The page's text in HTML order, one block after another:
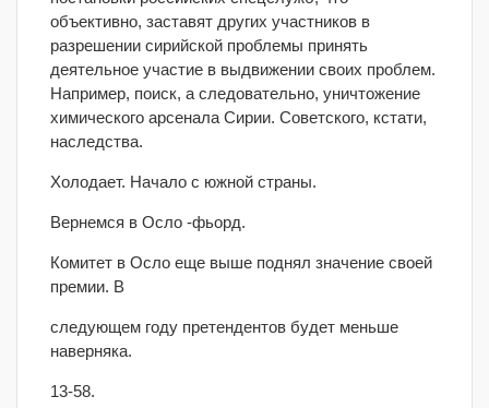
объективно, заставят других участников в
разрешении сирийской проблемы принять
деятельное участие в выдвижении своих проблем.
Например, поиск, а следовательно, уничтожение
химического арсенала Сирии. Советского, кстати,
наследства.
Холодает. Начало с южной страны.
Вернемся в Осло -фьорд.
Комитет в Осло еще выше поднял значение своей
премии. В
следующем году претендентов будет меньше
наверняка.
13-58.